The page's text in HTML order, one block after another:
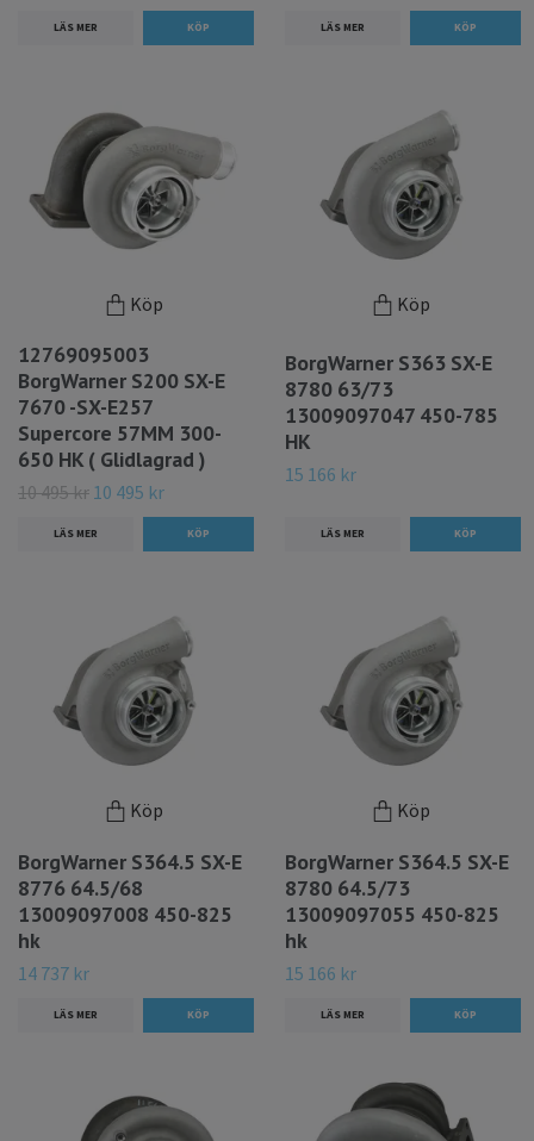
LÄS MER LÄS MER
Köp
12769095003
BorgWarner S200 SX-E
7670 -SX-E257
Supercore 57MM 300-
650 HK ( Glidlagrad )
10 495 kr 10 495 kr
LÄS MER
Köp
BorgWarner S363 SX-E
8780 63/73
13009097047 450-785
HK
15 166 kr
LÄS MER
Köp
BorgWarner S364.5 SX-E
8776 64.5/68
13009097008 450-825
hk
14 737 kr
LÄS MER
Köp
BorgWarner S364.5 SX-E
8780 64.5/73
13009097055 450-825
hk
15 166 kr
LÄS MER